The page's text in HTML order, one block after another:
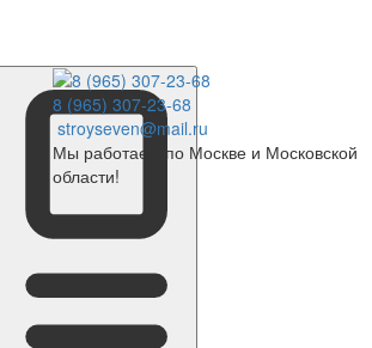
8 (965) 307-23-68
stroyseven@mail.ru
Мы работаем по Москве и Московской
области!